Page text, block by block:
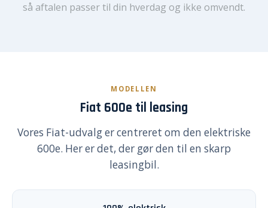
så aftalen passer til din hverdag og ikke omvendt.
MODELLEN
Fiat 600e til leasing
Vores Fiat-udvalg er centreret om den elektriske
600e. Her er det, der gør den til en skarp
leasingbil.